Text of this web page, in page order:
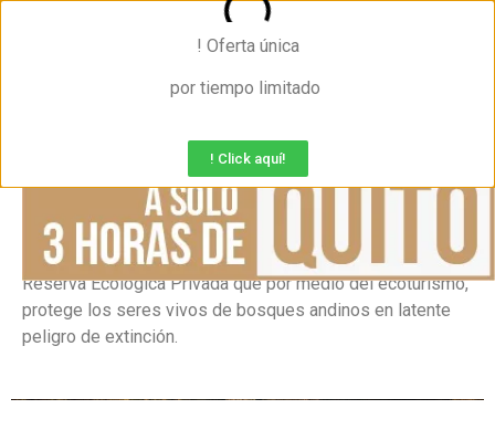
Polylepis Lodge es un espectacular hotel en medio de un
fascinante ecosistema único en el mundo. Úbicado en una
Reserva Ecológica Privada que por medio del ecoturismo,
protege los seres vivos de bosques andinos en latente
peligro de extinción.
! Oferta única
por tiempo limitado
! Click aquí!